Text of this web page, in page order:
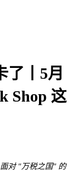
了丨5月
Shop 这
面对 "万税之国" 的